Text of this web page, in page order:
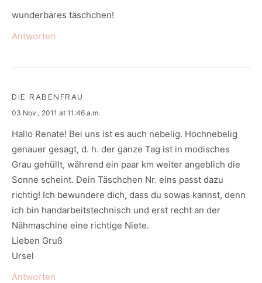
wunderbares täschchen!
Antworten
DIE RABENFRAU
says:
03 Nov., 2011 at 11:46 a.m.
Hallo Renate! Bei uns ist es auch nebelig. Hochnebelig
genauer gesagt, d. h. der ganze Tag ist in modisches
Grau gehüllt, während ein paar km weiter angeblich die
Sonne scheint. Dein Täschchen Nr. eins passt dazu
richtig! Ich bewundere dich, dass du sowas kannst, denn
ich bin handarbeitstechnisch und erst recht an der
Nähmaschine eine richtige Niete.
Lieben Gruß
Ursel
Antworten